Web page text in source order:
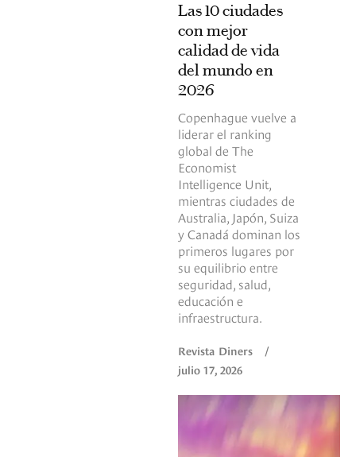
Las 10 ciudades
con mejor
calidad de vida
del mundo en
2026
Copenhague vuelve a
liderar el ranking
global de The
Economist
Intelligence Unit,
mientras ciudades de
Australia, Japón, Suiza
y Canadá dominan los
primeros lugares por
su equilibrio entre
seguridad, salud,
educación e
infraestructura.
Revista Diners
/
julio 17, 2026